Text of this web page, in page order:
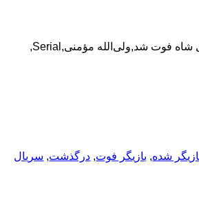
بازیگر فوت شده سریال معمای شاه,عکس از درگذشت بازیگر سریال معمای شاه,بازیگر سریال معمای شاه فوت شد,ولی‌الله مؤمنی,Serial,
شده, بازیگر فوت, درگذشت, سریال